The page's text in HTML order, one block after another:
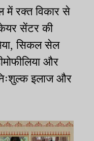
में रक्त विकार से
सेंटर की
सिकल सेल
और
इलाज और